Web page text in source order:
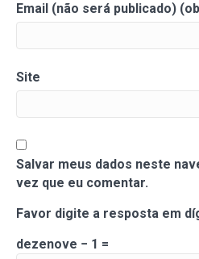
Email (não será publicado)
Site
Salvar meus dados neste
vez que eu comentar.
Favor digite a resposta em
dezenove − 1 =